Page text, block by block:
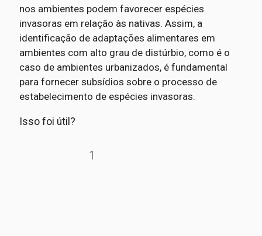
nos ambientes podem favorecer espécies
invasoras em relação às nativas. Assim, a
identificação de adaptações alimentares em
ambientes com alto grau de distúrbio, como é o
caso de ambientes urbanizados, é fundamental
para fornecer subsídios sobre o processo de
estabelecimento de espécies invasoras.
Isso foi útil?
1